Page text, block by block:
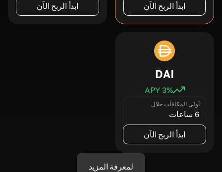
ابدأ الربح الآن ابدأ الربح الآن
DAI
3% APY
أولى المكافآت خلال
6 ساعات
ابدأ الربح الآن
لمعرفة المزيد